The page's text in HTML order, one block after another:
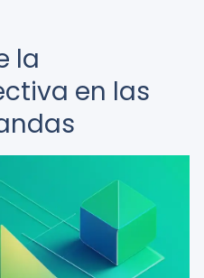
la
en las